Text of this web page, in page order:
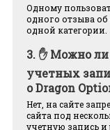
Одному
одного отзыва
одной категории.
3. ✋ Можно ли
учетных
о Dragon
Нет, на сайте
сайта под
учетную запись